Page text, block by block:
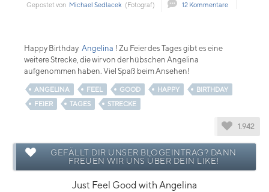
Gepostet von Michael Sedlacek (Fotograf) 12 Kommentare
Happy Birthday Angelina ! Zu Feier des Tages gibt es eine
weitere Strecke, die wir von der hübschen Angelina
aufgenommen haben. Viel Spaß beim Ansehen!
ANGELINA FEEL GOOD HAPPY
BIRTHDAY
FEIER
TAGES STRECKE
1.942
GEFÄLLT DIR UNSER BLOGEINTRAG? DANN
FREUEN WIR UNS ÜBER DEIN LIKE!
Just Feel Good with Angelina